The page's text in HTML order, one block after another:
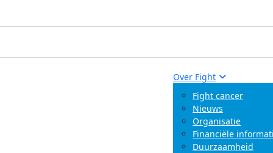
Over Fight
Fight cancer
Nieuws
Organisatie
Financiële
Duurzaamheid